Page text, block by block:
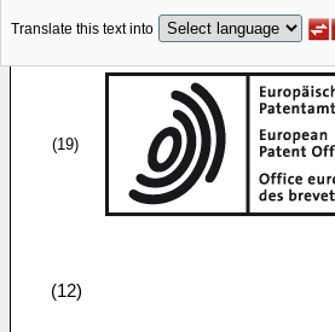
Translate this text into
(19)
(12)